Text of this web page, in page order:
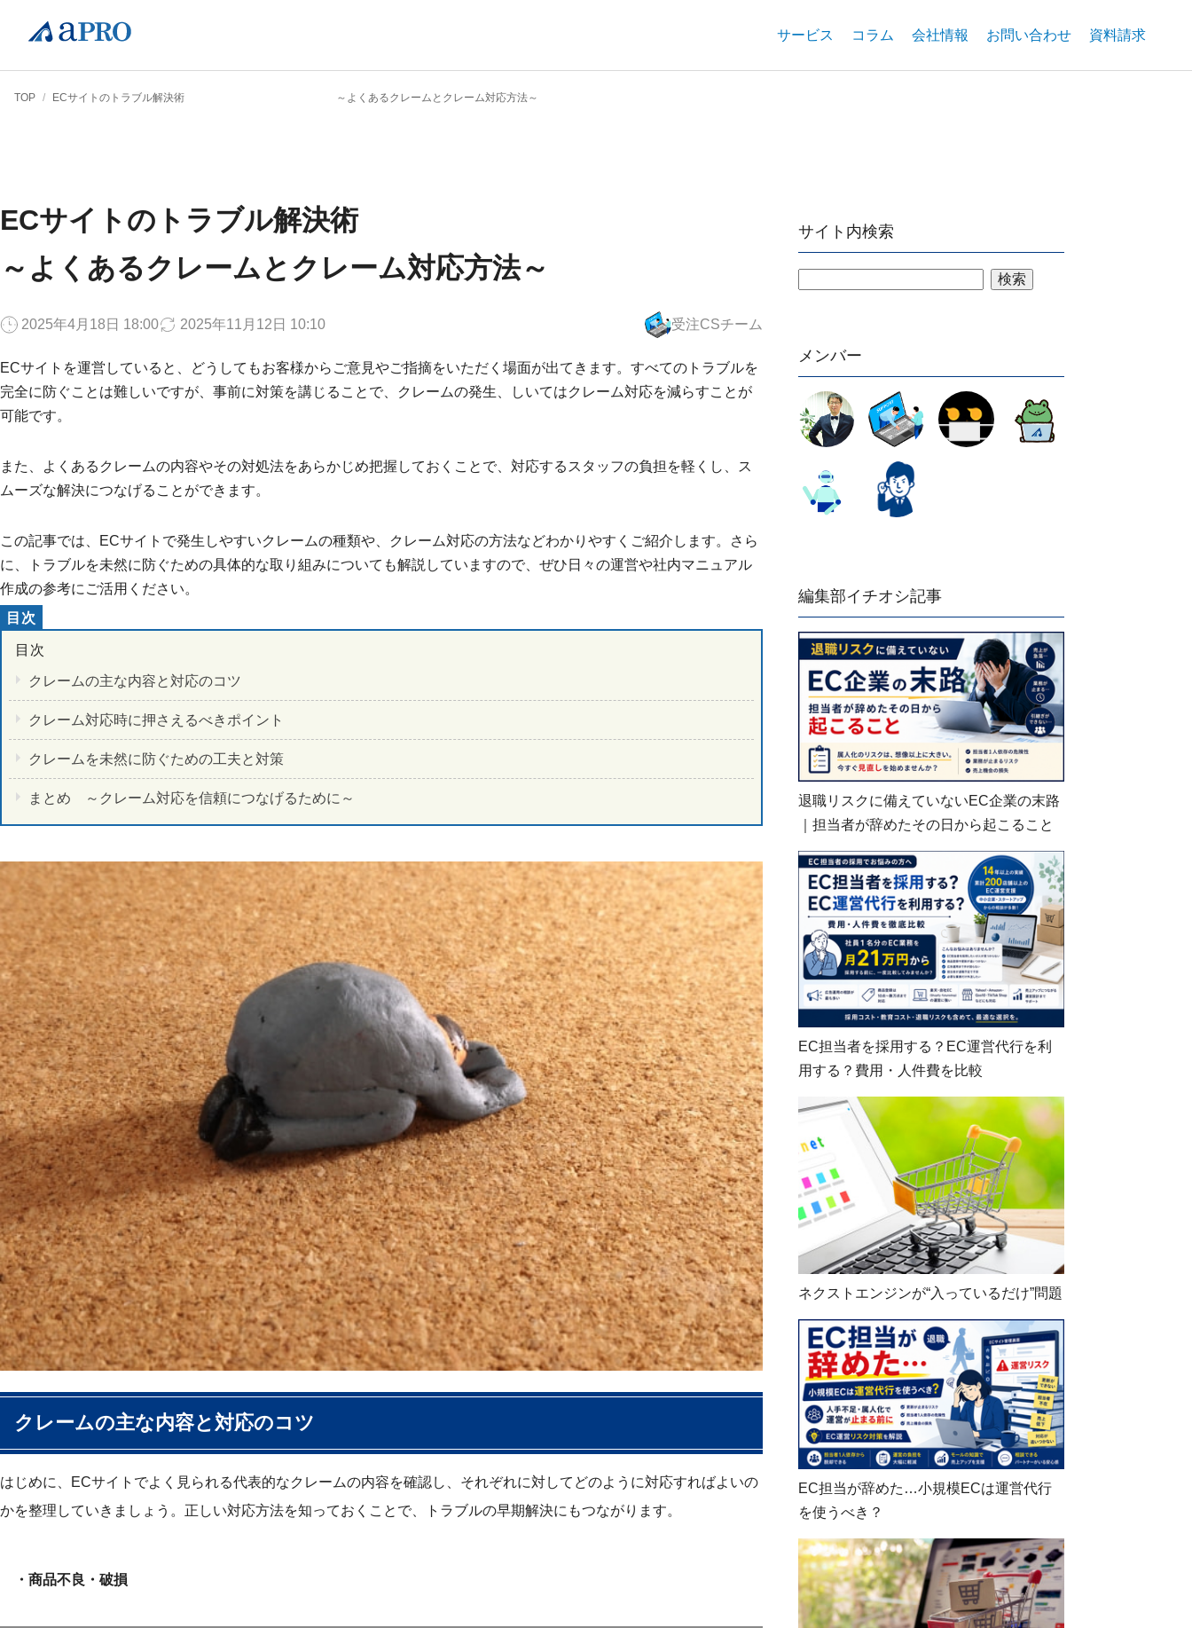
サービス コラム 会社情報 お問い合わせ 資料請求
TOP / ECサイトのトラブル解決術 ～よくあるクレームとクレーム対応方法～
ECサイトのトラブル解決術
～よくあるクレームとクレーム対応方法～
2025年4月18日 18:00 2025年11月12日 10:10 受注CSチーム
ECサイトを運営していると、どうしてもお客様からご意見やご指摘をいただく場面が出てきます。すべてのトラブルを
完全に防ぐことは難しいですが、事前に対策を講じることで、クレームの発生、しいてはクレーム対応を減らすことが
可能です。
また、よくあるクレームの内容やその対処法をあらかじめ把握しておくことで、対応するスタッフの負担を軽くし、ス
ムーズな解決につなげることができます。
この記事では、ECサイトで発生しやすいクレームの種類や、クレーム対応の方法などわかりやすくご紹介します。さら
に、トラブルを未然に防ぐための具体的な取り組みについても解説していますので、ぜひ日々の運営や社内マニュアル
作成の参考にご活用ください。
クレームの主な内容と対応のコツ
クレーム対応時に押さえるべきポイント
クレームを未然に防ぐための工夫と対策
まとめ ～クレーム対応を信頼につなげるために～
クレームの主な内容と対応のコツ
はじめに、ECサイトでよく見られる代表的なクレームの内容を確認し、それぞれに対してどのように対応すればよいの
かを整理していきましょう。正しい対応方法を知っておくことで、トラブルの早期解決にもつながります。
・商品不良・破損
サイト内検索
検索
メンバー
編集部イチオシ記事
退職リスクに備えていないEC企業の末路
｜担当者が辞めたその日から起こること
EC担当者を採用する？EC運営代行を利
用する？費用・人件費を比較
ネクストエンジンが“入っているだけ”問題
EC担当が辞めた…小規模ECは運営代行
を使うべき？